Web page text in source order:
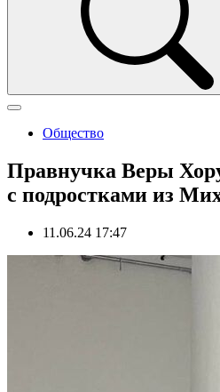
Общество
Правнучка Веры
с подростками из
11.06.24 17:47